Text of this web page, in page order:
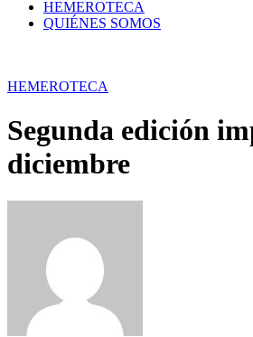
HEMEROTECA
QUIÉNES SOMOS
HEMEROTECA
Segunda edición
diciembre